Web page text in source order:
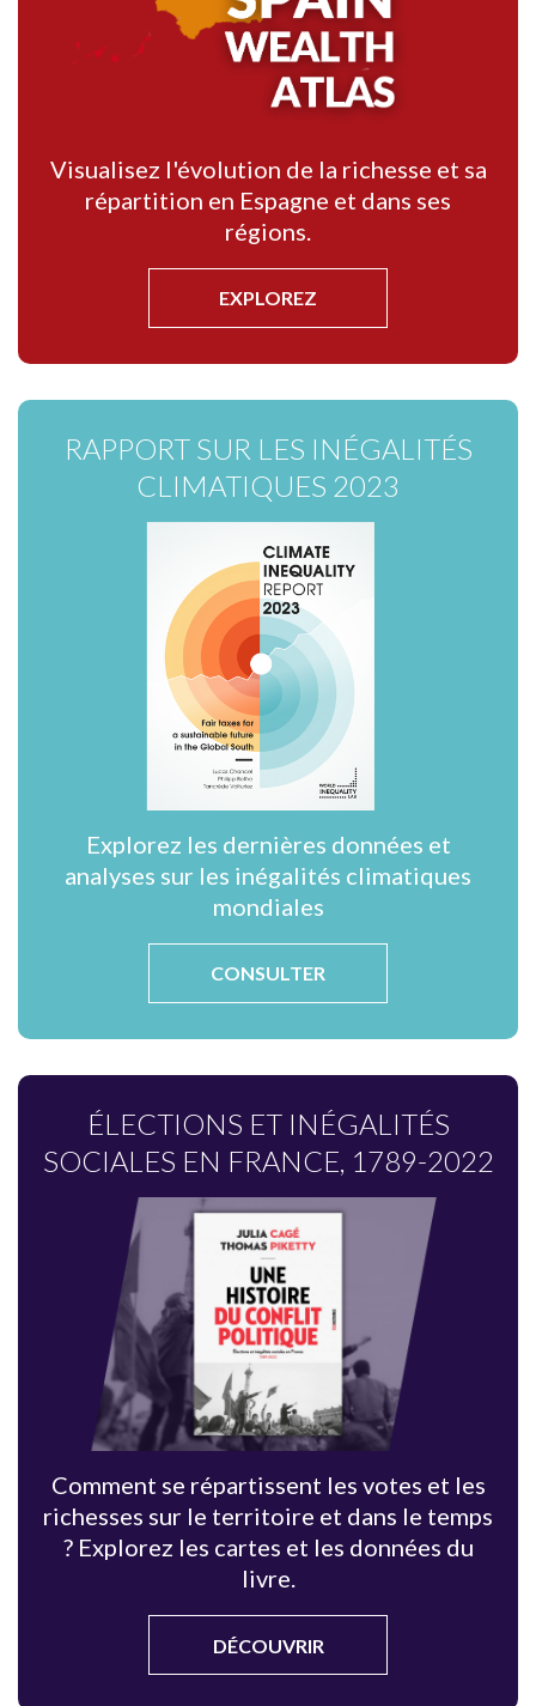
Visualisez l'évolution de la richesse et sa
répartition en Espagne et dans ses
régions.
EXPLOREZ
RAPPORT SUR LES INÉGALITÉS
CLIMATIQUES 2023
Explorez les dernières données et
analyses sur les inégalités climatiques
mondiales
CONSULTER
ÉLECTIONS ET INÉGALITÉS
SOCIALES EN FRANCE, 1789-2022
Comment se répartissent les votes et les
richesses sur le territoire et dans le temps
? Explorez les cartes et les données du
livre.
DÉCOUVRIR